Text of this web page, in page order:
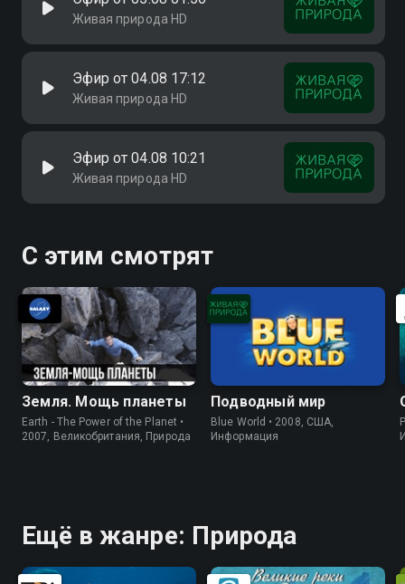
Живая природа HD
Эфир от 04.08 17:12
Живая природа HD
Эфир от 04.08 10:21
Живая природа HD
С этим смотрят
Земля. Мощь планеты
Earth - The Power of the Planet •
2007, Великобритания, Природа
Подводный мир
Blue World • 2008, США,
Информация
Ещё в жанре: Природа